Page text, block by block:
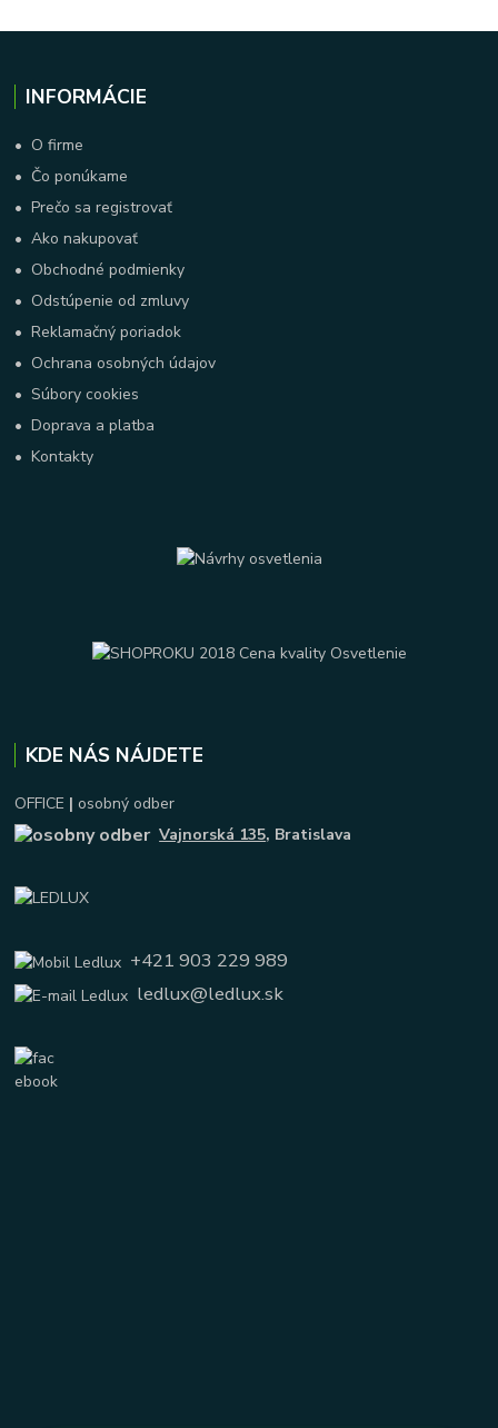
INFORMÁCIE
• O firme
• Čo ponúkame
•Prečo sa registrovať
•Ako nakupovať
• Obchodné podmienky
• Odstúpenie od zmluvy
•Reklamačný poriadok
• Ochrana osobných údajov
•Súbory cookies
•Doprava a platba
•Kontakty
KDE NÁS NÁJDETE
OFFICE | osobný odber
Vajnorská 135, Bratislava
+421 903 229 989
ledlux@ledlux.sk